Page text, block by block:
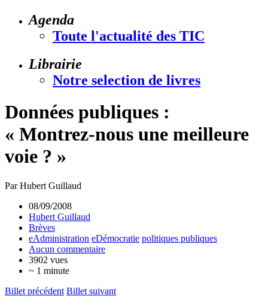
Agenda
Toute l'actualité des TIC
Librairie
Notre selection de livres
Données publiques :
« Montrez-nous une meilleure
voie ? »
Par Hubert Guillaud
08/09/2008
Hubert Guillaud
Brèves
eAdministration eDémocratie politiques publiques
Aucun commentaire
3902 vues
~ 1 minute
Billet précédent Billet suivant